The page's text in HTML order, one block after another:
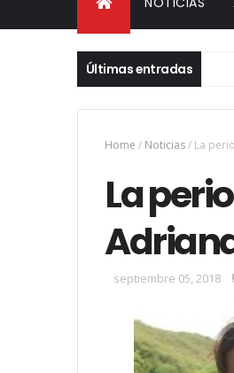
Últimas entradas
Home / Noticias/ La
La
septiembre 05, 2018